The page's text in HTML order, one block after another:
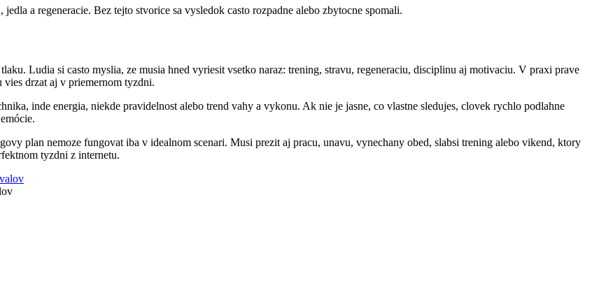
a regeneracie. Bez tejto stvorice sa vysledok casto rozpadne alebo zbytocne spomali.
Ludia si casto myslia, ze musia hned vyriesit vsetko naraz: trening, stravu, regeneraciu, disciplinu aj motivaciu. V praxi prave
drzat aj v priemernom tyzdni.
inde energia, niekde pravidelnost alebo trend vahy a vykonu. Ak nie je jasne, co vlastne sledujes, clovek rychlo podlahne
plan nemoze fungovat iba v idealnom scenari. Musi prezit aj pracu, unavu, vynechany obed, slabsi trening alebo vikend, ktory
tyzdni z internetu.